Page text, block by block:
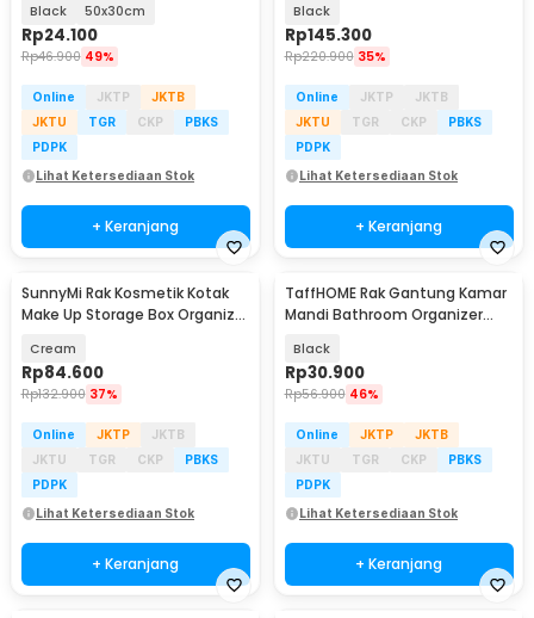
Black 50x30cm
Rp24.100
Rp46.900 49%
Online JKTP
JKTB
JKTU
TGR CKP
PBKS
PDPK
Lihat Ketersediaan Stok
+ Keranjang
Black
Rp145.300
Rp220.900 35%
Online JKTP
JKTB
JKTU
TGR CKP
PBKS
PDPK
Lihat Ketersediaan Stok
+ Keranjang
SunnyMi Rak Kosmetik Kotak
Make Up Storage Box Organizer
Cream
Rp84.600
Rp132.900 37%
Online JKTP
JKTB
JKTU
TGR CKP
PBKS
PDPK
Lihat Ketersediaan Stok
+ Keranjang
TaffHOME Rak Gantung Kamar
Mandi Bathroom Organizer
Black
Rp30.900
Rp56.900 46%
Online JKTP
JKTB
JKTU
TGR CKP
PBKS
PDPK
Lihat Ketersediaan Stok
+ Keranjang